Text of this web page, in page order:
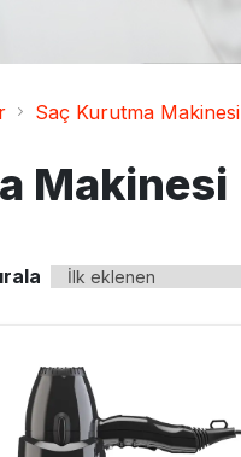
Saç Kurutma Makinesi
Makinesi